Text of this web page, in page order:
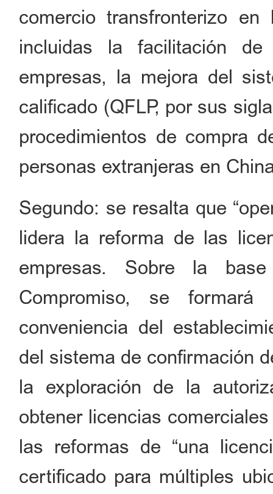
comercio transfronterizo
incluidas la facilitación de
empresas, la mejora del
calificado (QFLP, por sus
procedimientos de compra
personas extranjeras en
Segundo: se resalta que
lidera la reforma de las
empresas. Sobre la
Compromiso, se
conveniencia del
del sistema de confirmación
la exploración de la
obtener licencias
las reformas de “una
certificado para múltiples